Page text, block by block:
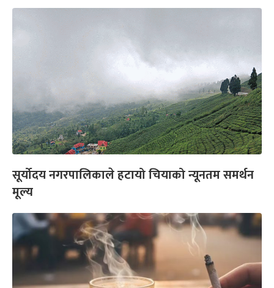
सूर्योदय नगरपालिकाले हटायो चियाको न्यूनतम समर्थन
मूल्य